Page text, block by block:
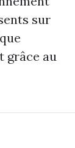
sur
grâce au